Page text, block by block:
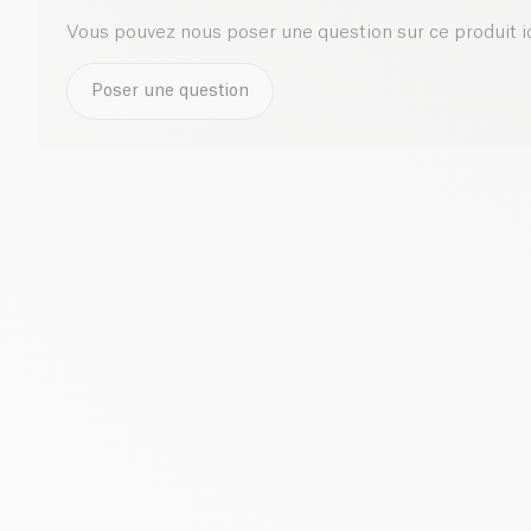
Vous pouvez nous poser une question sur ce produit
Poser une question